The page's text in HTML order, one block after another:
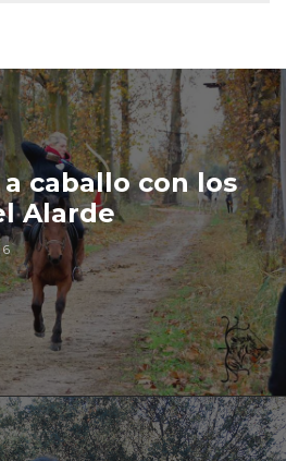
caballo con los
Alarde